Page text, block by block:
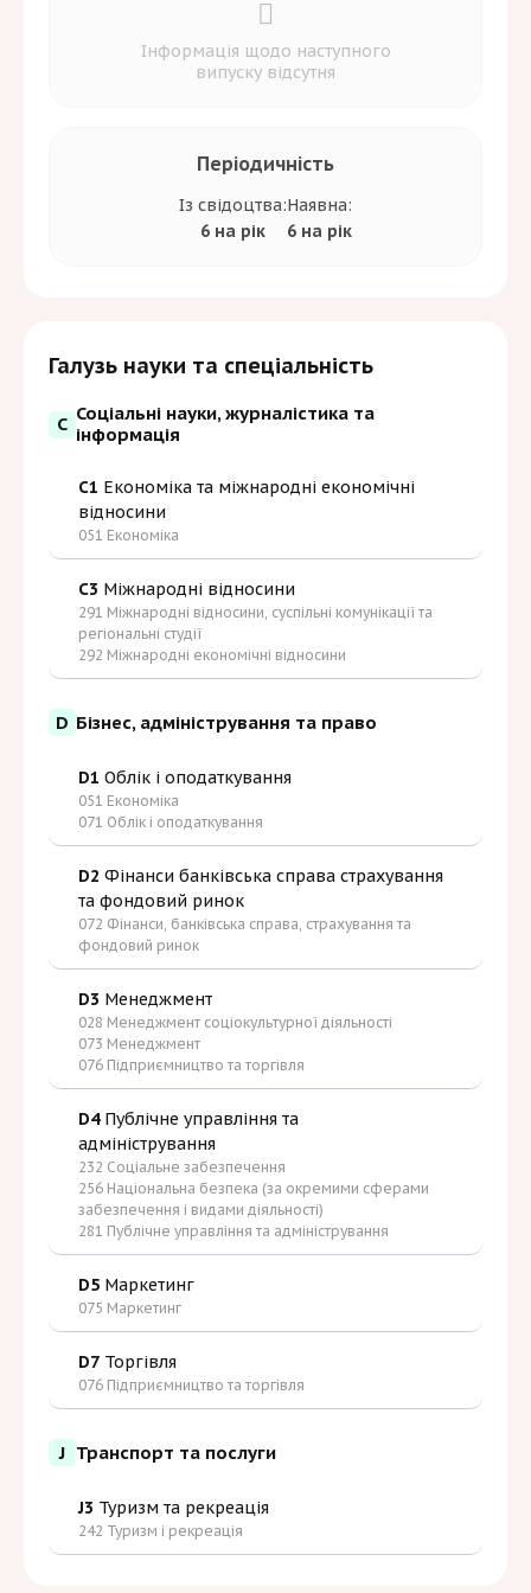
Галузь науки та спеціальність
С Соціальні науки, журналістика та
інформація
C1 Економіка та міжнародні економічні
відносини
051 Економіка
C3 Міжнародні відносини
291 Міжнародні відносини, суспільні комунікації та
регіональні студії
292 Міжнародні економічні відносини
D Бізнес, адміністрування та право
D1 Облік і оподаткування
051 Економіка
071 Облік і оподаткування
D2 Фінанси банківська справа страхування
та фондовий ринок
072 Фінанси, банківська справа, страхування та
фондовий ринок
D3 Менеджмент
028 Менеджмент соціокультурної діяльності
073 Менеджмент
076 Підприємництво та торгівля
D4Публічне управління та
адміністрування
232 Соціальне забезпечення
256 Національна безпека (за окремими сферами
забезпечення і видами діяльності)
281 Публічне управління та адміністрування
D5 Маркетинг
075 Маркетинг
D7 Торгівля
076 Підприємництво та торгівля
J Транспорт та послуги
J3 Туризм та рекреація
242 Туризм і рекреація
Інформація щодо наступного
випуску відсутня
Періодичність
Із свідоцтва:
6 на рік
Наявна:
6 на рік